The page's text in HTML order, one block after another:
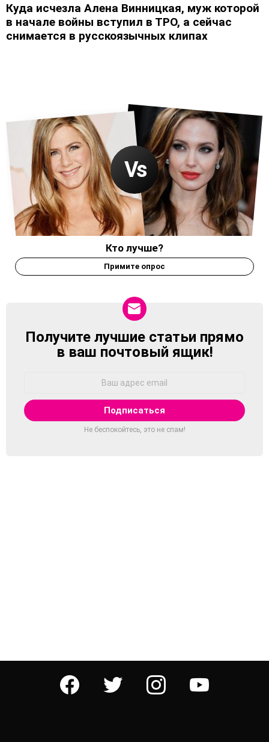
Куда исчезла Алена Винницкая, муж которой
в начале войны вступил в ТРО, а сейчас
снимается в русскоязычных клипах
Кто лучше?
Примите опрос
NEWSLETTER
Получите лучшие статьи прямо
в ваш почтовый ящик!
Не беспокойтесь, это не спам!
facebook twitter instagram